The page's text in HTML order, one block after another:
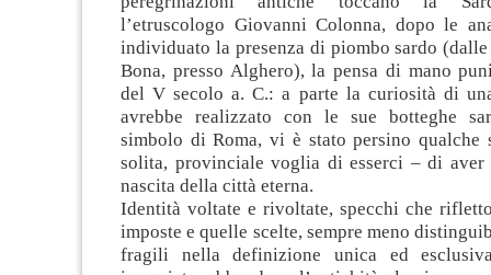
l’etruscologo Giovanni Colonna, dopo le
individuato la presenza di piombo sardo
Bona, presso Alghero), la pensa di mano
del V secolo a. C.: a parte la curiosità di
avrebbe realizzato con le sue botteghe
simbolo di Roma, vi è stato persino qualche
solita, provinciale voglia di esserci – di
nascita della città eterna.
Identità voltate e rivoltate, specchi che
imposte e quelle scelte, sempre meno
fragili nella definizione unica ed